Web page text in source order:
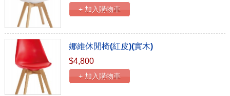
+ 加入購物車
娜維休閒椅(紅皮)(實木)
$4,800
+ 加入購物車